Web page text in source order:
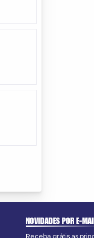
NOVIDADES POR E-
Receba grátis as